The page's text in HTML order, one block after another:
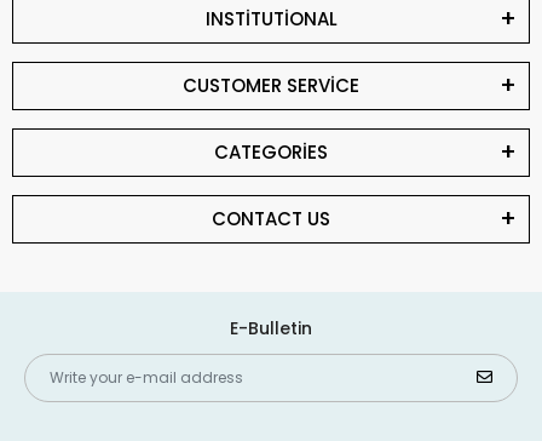
INSTİTUTİONAL
CUSTOMER SERVİCE
CATEGORİES
CONTACT US
E-Bulletin